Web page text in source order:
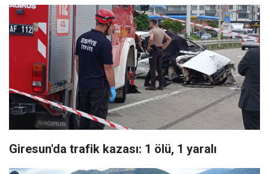
Giresun'da trafik kazası: 1 ölü, 1 yaralı